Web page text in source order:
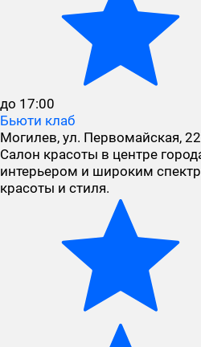
до 17:00
Бьюти клаб
Могилев, ул. Первомайская,
Салон красоты в центре
интерьером и широким
красоты и стиля.